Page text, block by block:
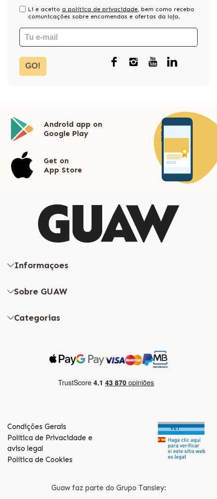
Li e aceito a política de privacidade, bem como recebo
comunicações sobre encomendas e ofertas da loja.
GO!
Android app on
Google Play
Get on
App Store
Informaçoes
Sobre GUAW
Categorias
Condições Gerais
Política de Privacidade e
aviso legal
Política de Cookies
Guaw faz parte do Grupo Tansley: